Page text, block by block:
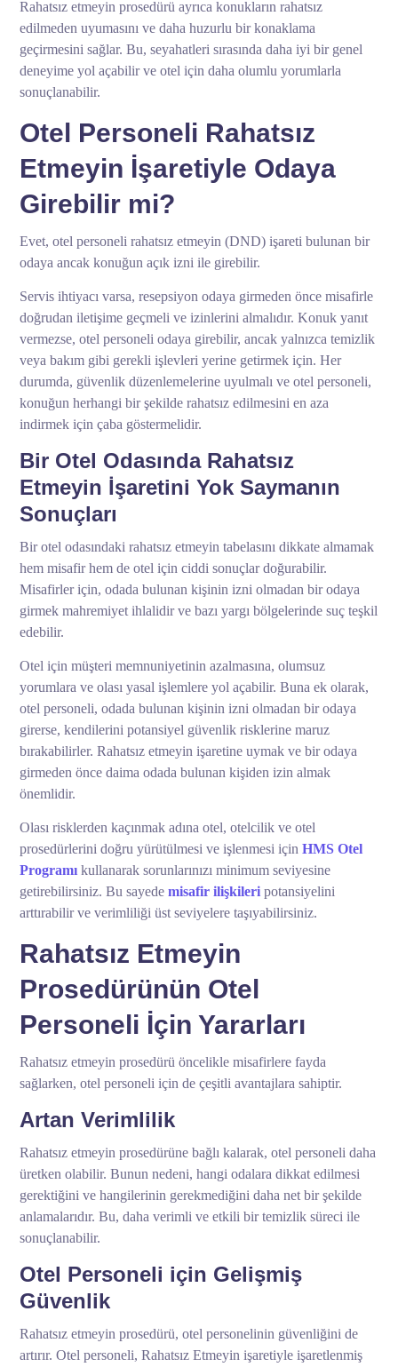
Rahatsız etmeyin prosedürü ayrıca konukların rahatsız
edilmeden uyumasını ve daha huzurlu bir konaklama
geçirmesini sağlar. Bu, seyahatleri sırasında daha iyi bir genel
deneyime yol açabilir ve otel için daha olumlu yorumlarla
sonuçlanabilir.
Otel Personeli Rahatsız
Etmeyin İşaretiyle Odaya
Girebilir mi?
Evet, otel personeli rahatsız etmeyin (DND) işareti bulunan bir
odaya ancak konuğun açık izni ile girebilir.
Servis ihtiyacı varsa, resepsiyon odaya girmeden önce misafirle
doğrudan iletişime geçmeli ve izinlerini almalıdır. Konuk yanıt
vermezse, otel personeli odaya girebilir, ancak yalnızca temizlik
veya bakım gibi gerekli işlevleri yerine getirmek için. Her
durumda, güvenlik düzenlemelerine uyulmalı ve otel personeli,
konuğun herhangi bir şekilde rahatsız edilmesini en aza
indirmek için çaba göstermelidir.
Bir Otel Odasında Rahatsız
Etmeyin İşaretini Yok Saymanın
Sonuçları
Bir otel odasındaki rahatsız etmeyin tabelasını dikkate almamak
hem misafir hem de otel için ciddi sonuçlar doğurabilir.
Misafirler için, odada bulunan kişinin izni olmadan bir odaya
girmek mahremiyet ihlalidir ve bazı yargı bölgelerinde suç teşkil
edebilir.
Otel için müşteri memnuniyetinin azalmasına, olumsuz
yorumlara ve olası yasal işlemlere yol açabilir. Buna ek olarak,
otel personeli, odada bulunan kişinin izni olmadan bir odaya
girerse, kendilerini potansiyel güvenlik risklerine maruz
bırakabilirler. Rahatsız etmeyin işaretine uymak ve bir odaya
girmeden önce daima odada bulunan kişiden izin almak
önemlidir.
Olası risklerden kaçınmak adına otel, otelcilik ve otel
prosedürlerini doğru yürütülmesi ve işlenmesi içinHMS Otel
Programı kullanarak sorunlarınızı minimum seviyesine
getirebilirsiniz. Bu sayedemisafir ilişkileri potansiyelini
arttırabilir ve verimliliği üst seviyelere taşıyabilirsiniz.
Rahatsız Etmeyin
Prosedürünün Otel
Personeli İçin Yararları
Rahatsız etmeyin prosedürü öncelikle misafirlere fayda
sağlarken, otel personeli için de çeşitli avantajlara sahiptir.
Artan Verimlilik
Rahatsız etmeyin prosedürüne bağlı kalarak, otel personeli daha
üretken olabilir. Bunun nedeni, hangi odalara dikkat edilmesi
gerektiğini ve hangilerinin gerekmediğini daha net bir şekilde
anlamalarıdır. Bu, daha verimli ve etkili bir temizlik süreci ile
sonuçlanabilir.
Otel Personeli için Gelişmiş
Güvenlik
Rahatsız etmeyin prosedürü, otel personelinin güvenliğini de
artırır. Otel personeli, Rahatsız Etmeyin işaretiyle işaretlenmiş